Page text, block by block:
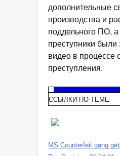
дополнительные
производства и
поддельного ПО,
преступники были
видео в процессе
преступления.
ССЫЛКИ ПО ТЕМЕ
MS Counterfeit gang